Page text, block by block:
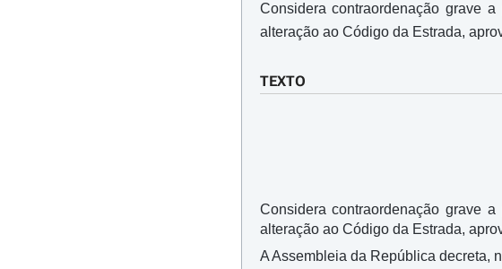
Considera contraordenação grave
alteração ao Código da Estrada,
TEXTO
Considera contraordenação grave
alteração ao Código da Estrada,
A Assembleia da República decreta,